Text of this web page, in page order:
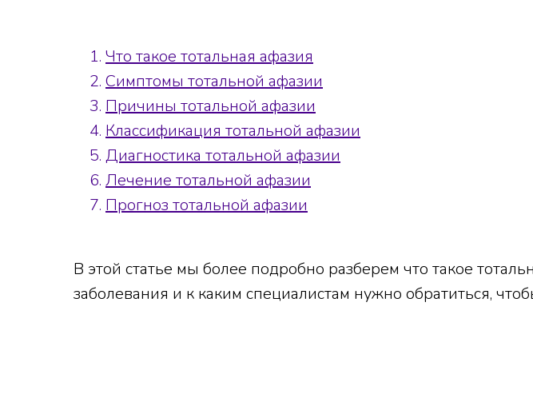
Что такое тотальная афазия
Симптомы тотальной афазии
Причины тотальной афазии
Классификация тотальной афазии
Диагностика тотальной афазии
Лечение тотальной афазии
Прогноз тотальной афазии
В этой статье мы более подробно разберем что такое
заболевания и к каким специалистам нужно обратиться,